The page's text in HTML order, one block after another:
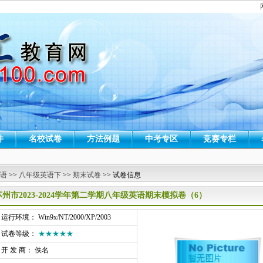
名校试卷 方法例题 中考专区 竞赛专栏
>> 八年级英语下 >> 期末试卷 >> 试卷信息
州市2023-2024学年第二学期八年级英语期末模拟卷（6）
行环境： Win9x/NT/2000/XP/2003
卷等级： ★★★★★
发 商： 佚名